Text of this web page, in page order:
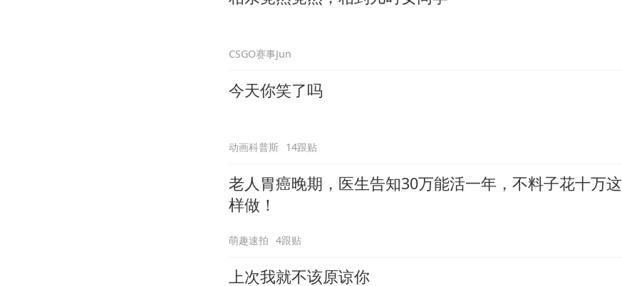
CSGO赛事Jun
今天你笑了吗
动画科普斯 14跟贴
老人胃癌晚期，医生告知30万能活一年，不料子花十万这
样做！
萌趣速拍 4跟贴
上次我就不该原谅你